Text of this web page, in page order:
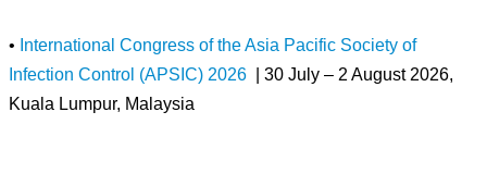
• International Congress of the Asia Pacific Society of
Infection Control (APSIC) 2026 | 30 July – 2 August 2026,
Kuala Lumpur, Malaysia